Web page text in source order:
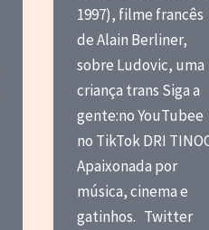
1997), filme francês
de Alain Berliner,
sobre Ludovic, uma
criança trans Siga a
gente:no YouTubee
no TikTok DRI
Apaixonada por
música, cinema e
gatinhos. Twitter